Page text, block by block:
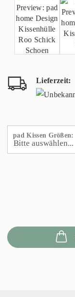
Lieferzeit:
pad Kissen Größen: